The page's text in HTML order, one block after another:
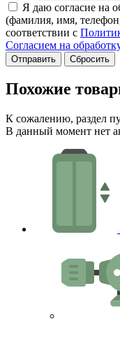
Я даю согласие на
(фамилия, имя,
соответствии с
Согласием на
Сбросить
Похожие
К сожалению, раздел
В данный момент нет